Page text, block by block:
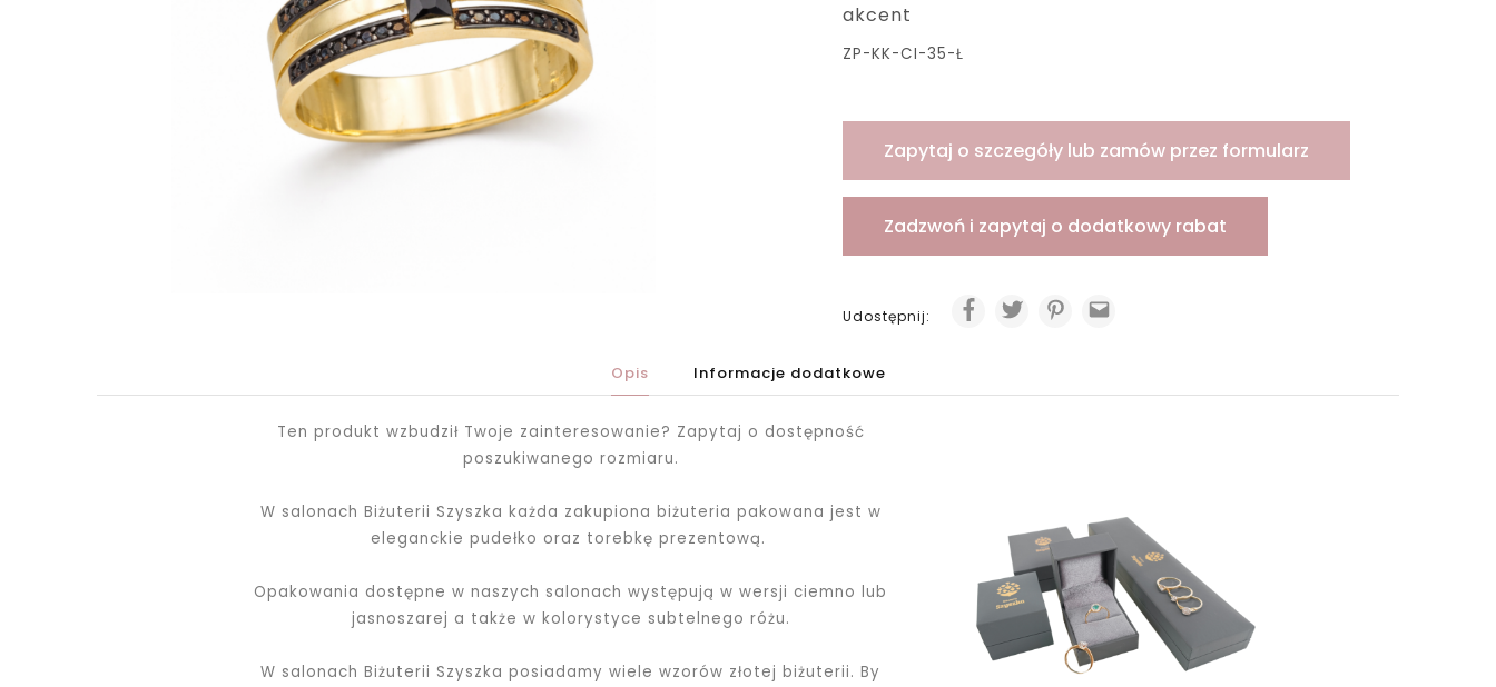
akcent
ZP-KK-CI-35-Ł
Zapytaj o szczegóły lub zamów przez formularz
Zadzwoń i zapytaj o dodatkowy rabat
Udostępnij:
Opis Informacje dodatkowe
Ten produkt wzbudził Twoje zainteresowanie? Zapytaj o dostępność
poszukiwanego rozmiaru.
W salonach Biżuterii Szyszka każda zakupiona biżuteria pakowana jest w
eleganckie pudełko oraz torebkę prezentową.
Opakowania dostępne w naszych salonach występują w wersji ciemno lub
jasnoszarej a także w kolorystyce subtelnego różu.
W salonach Biżuterii Szyszka posiadamy wiele wzorów złotej biżuterii. By